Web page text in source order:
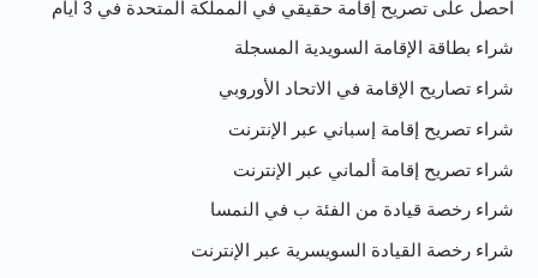
احصل على تصريح إقامة حقيقي في المملكة المتحدة في 3 أيام
شراء بطاقة الإقامة السويدية المسجلة
شراء تصاريح الإقامة في الاتحاد الأوروبي
شراء تصريح إقامة إسباني عبر الإنترنت
شراء تصريح إقامة ألماني عبر الإنترنت
شراء رخصة قيادة من الفئة ب في النمسا
شراء رخصة القيادة السويسرية عبر الإنترنت